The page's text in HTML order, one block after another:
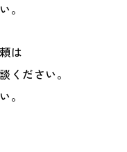
。
は
ください。
。